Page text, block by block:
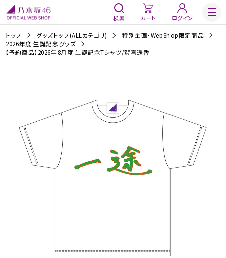
検索 カート ログイン
トップ グッズトップ(ALLカテゴリ)
特別企画・WebShop限定商品
2026年度 生誕記念グッズ
【予約商品】2026年8月度 生誕記念Tシャツ/賀喜遥香